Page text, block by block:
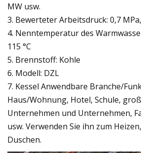
MW usw.
3. Bewerteter Arbeitsdruck: 0,7
4. Nenntemperatur des
115 °C
5. Brennstoff: Kohle
6. Modell: DZL
7. Kessel Anwendbare Branche/
Haus/Wohnung, Hotel, Schule,
Unternehmen und Unternehmen,
usw. Verwenden Sie ihn zum
Duschen.